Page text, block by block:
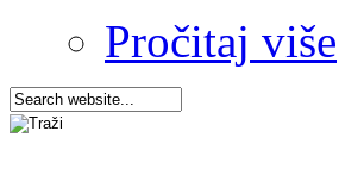
Pročitaj više